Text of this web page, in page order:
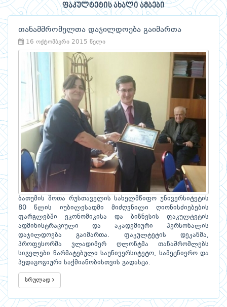
ფაკულტეტის ახალი ამბები
თანამშრომელთა დაჯილდოება გაიმართა
16 ოქტომბერი 2015 წელი
ბათუმის შოთა რუსთაველის სახელმწიფო უნივერსიტეტის
80 წლის იუბილესადმი მიძღვნილი ღიონისძიებების
ფარგლებში ეკონომიკისა და ბიზნესის ფაკულტეტის
ადმინისტრაციული და აკადემიური პერსონალის
დაჯილდოება გაიმართა. ფაკულტეტის დეკანმა,
პროფესორმა ვლადიმერ ღლონტმა თანაშრომლებს
სიგელები წარმატებული საუნივერსიტეტო, სამეცნიერო და
პედაგოგიური საქმიანობისთვის გადასცა.
სრულად